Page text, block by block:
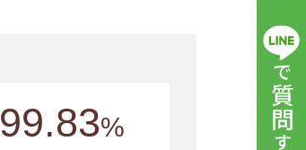
99.83%